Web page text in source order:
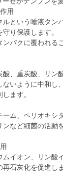
用
ルという唾液タン
り保護します。
ンパクに覆われる
酸、重炭酸、リン
ないように中和し
ます。
ーム、ペリオキシ
ンなど細菌の活動
ムイオン、リン酸
石灰化を促進し